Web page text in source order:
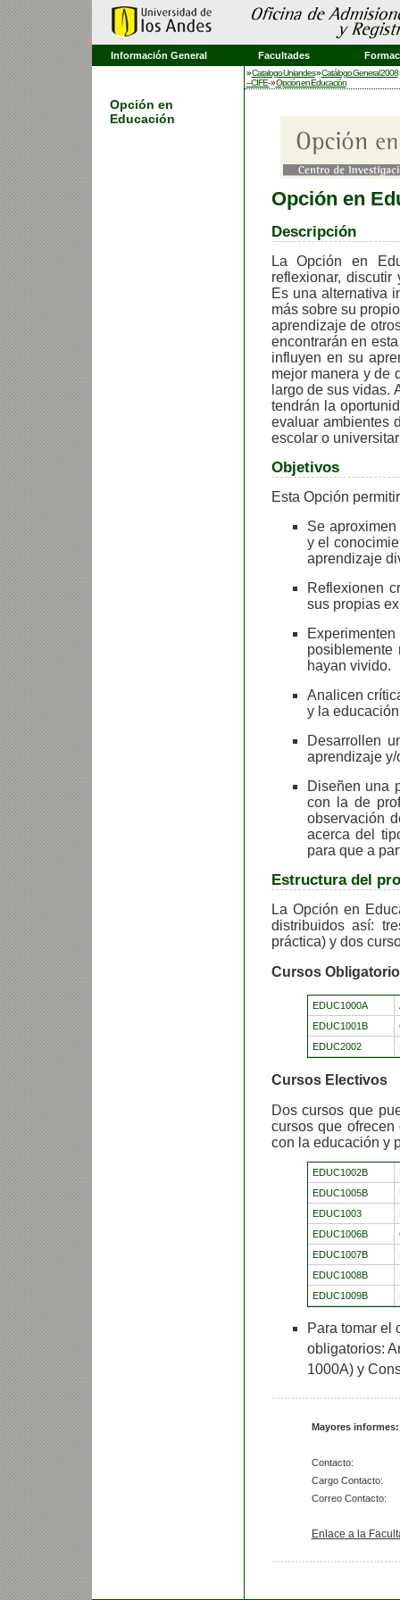
Información General Facultades
Opción en
Educación
»Catalogo Uniandes»Catálogo General 2008
–CIFE-»Opción en Educación
Opción en
Descripción
La Opción en
reflexionar,
Es una alternativa
más sobre su
aprendizaje de
encontrarán en
influyen en su
mejor manera y de
largo de sus vidas.
tendrán la
evaluar ambientes
escolar o
Objetivos
Esta Opción
Se
y el
aprendizaje
Reflexionen
sus propias
hayan vivido.
Analicen
y la
Desarrollen
aprendizaje y/
Diseñen una
con la de
observación
acerca del
para que a
Estructura del
La Opción en
distribuidos así:
práctica) y dos
Cursos
EDUC1000A
EDUC1001B
EDUC2002
Cursos Electivos
Dos cursos que
cursos que
con la educación y
EDUC1002B
EDUC1005B
EDUC1003
EDUC1006B
EDUC1007B
EDUC1008B
EDUC1009B
Para tomar el
obligatorios:
1000A) y
Mayores informes:
Contacto:
Cargo Contacto:
Correo Contacto:
Enlace a la